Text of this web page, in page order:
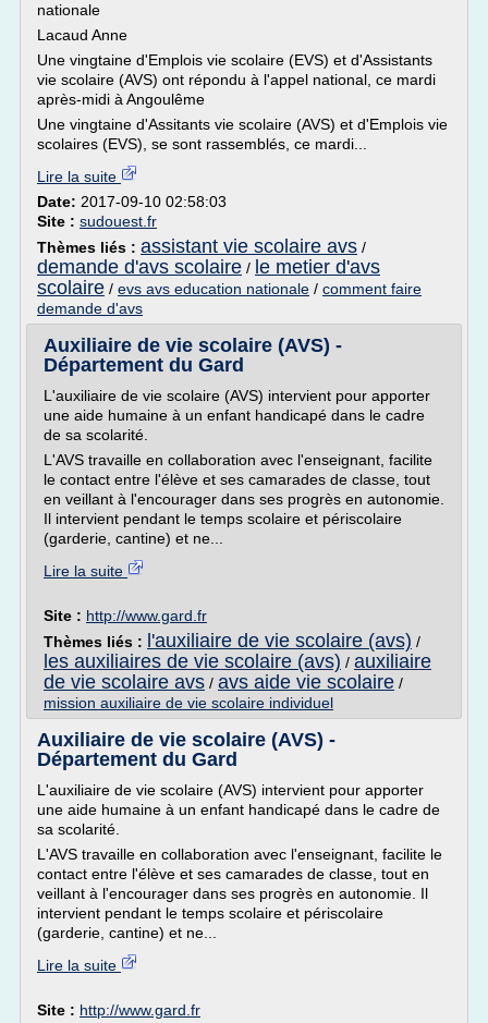
nationale
Lacaud Anne
Une vingtaine d'Emplois vie scolaire (EVS) et d'Assistants
vie scolaire (AVS) ont répondu à l'appel national, ce mardi
après-midi à Angoulême
Une vingtaine d'Assitants vie scolaire (AVS) et d'Emplois vie
scolaires (EVS), se sont rassemblés, ce mardi...
Lire la suite
Date: 2017-09-10 02:58:03
Site : sudouest.fr
Thèmes liés : assistant vie scolaire avs /
demande d'avs scolaire / le metier d'avs
scolaire / evs avs education nationale / comment faire
demande d'avs
Auxiliaire de vie scolaire (AVS) -
Département du Gard
L'auxiliaire de vie scolaire (AVS) intervient pour apporter
une aide humaine à un enfant handicapé dans le cadre
de sa scolarité.
L'AVS travaille en collaboration avec l'enseignant, facilite
le contact entre l'élève et ses camarades de classe, tout
en veillant à l'encourager dans ses progrès en autonomie.
Il intervient pendant le temps scolaire et périscolaire
(garderie, cantine) et ne...
Lire la suite
Site : http://www.gard.fr
Thèmes liés :
l'auxiliaire de vie scolaire (avs) /
les auxiliaires de vie scolaire (avs) / auxiliaire
de vie scolaire avs / avs aide vie scolaire /
mission auxiliaire de vie scolaire individuel
Auxiliaire de vie scolaire (AVS) -
Département du Gard
L'auxiliaire de vie scolaire (AVS) intervient pour apporter
une aide humaine à un enfant handicapé dans le cadre de
sa scolarité.
L'AVS travaille en collaboration avec l'enseignant, facilite le
contact entre l'élève et ses camarades de classe, tout en
veillant à l'encourager dans ses progrès en autonomie. Il
intervient pendant le temps scolaire et périscolaire
(garderie, cantine) et ne...
Lire la suite
Site : http://www.gard.fr